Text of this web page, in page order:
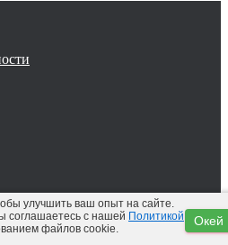
улучшить ваш опыт на сайте.
соглашаетесь с нашей Политикой
файлов cookie.
Окей